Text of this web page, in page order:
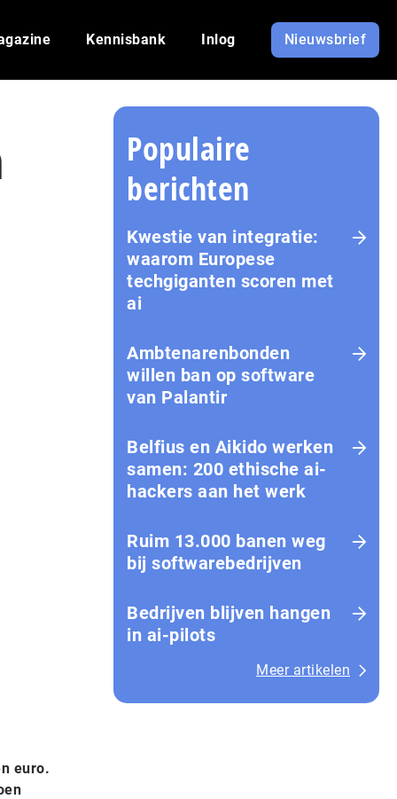
Kennisbank Inlog Nieuwsbrief
euro.
Populaire
berichten
Kwestie van integratie:
waarom Europese
techgiganten scoren met
ai
Amb­te­na­ren­bon­den
willen ban op software
van Palantir
Belfius en Aikido werken
samen: 200 ethische ai-
hackers aan het werk
Ruim 13.000 banen weg
bij softwarebedrijven
Bedrijven blijven hangen
in ai-pilots
Meer artikelen